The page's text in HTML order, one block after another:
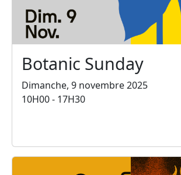
Botanic Sunday
Dimanche, 9 novembre 2025
10H00 - 17H30